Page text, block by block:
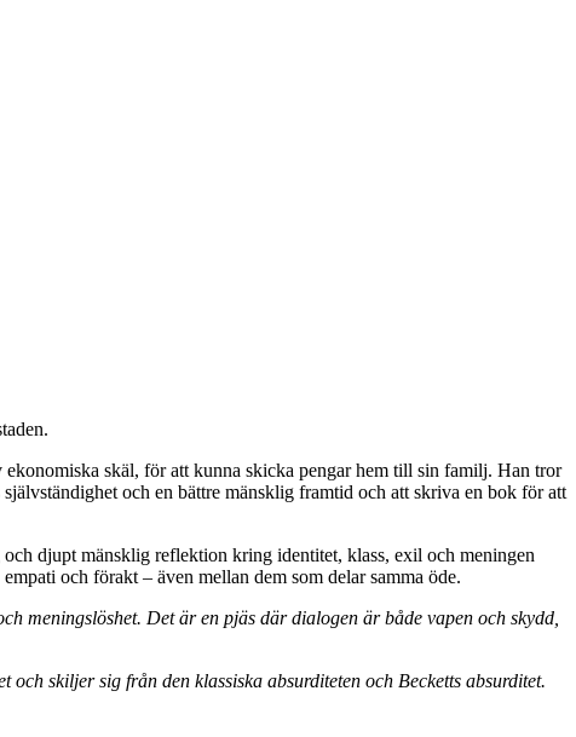
skäl, för att kunna skicka pengar hem till sin familj. Han tror
och en bättre mänsklig framtid och att skriva en bok för att
djupt mänsklig reflektion kring identitet, klass, exil och meningen
och förakt – även mellan dem som delar samma öde.
meningslöshet. Det är en pjäs där dialogen är både vapen och skydd,
skiljer sig från den klassiska absurditeten och Becketts absurditet.